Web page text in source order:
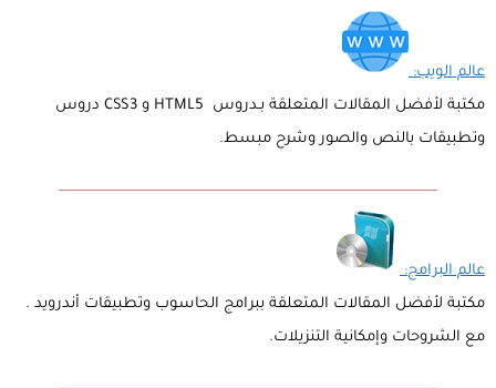
عالم الويب:
مكتبة لأفضل المقالات المتعلقة بـدروس HTML5 و CSS3 دروس
وتطبيقات بالنص والصور وشرح مبسط.
عالم البرامج:
مكتبة لأفضل المقالات المتعلقة ببرامج الحاسوب وتطبيقات أندرويد .
مع الشروحات وإمكانية التنزيلات.